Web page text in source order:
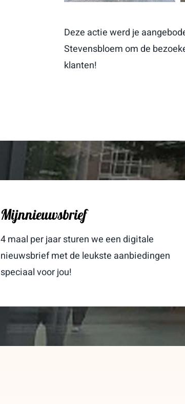
Deze actie werd je
Stevensbloem om de
klanten!
Mijnnieuwsbrief
4 maal per jaar sturen we een digitale
nieuwsbrief met de leukste aanbiedingen
speciaal voor jou!